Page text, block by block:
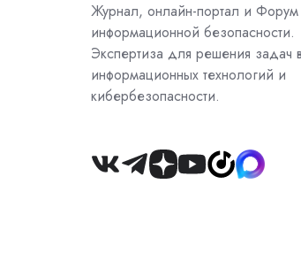
Журнал, онлайн-портал и
информационной безопасности.
Экспертиза для решения задач
информационных технологий и
кибербезопасности.
Join